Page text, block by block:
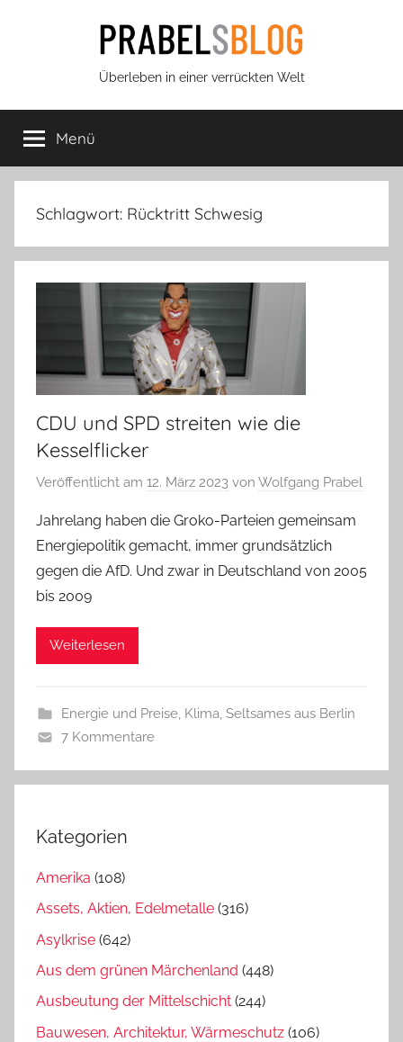
Prabels
Blog
Überleben in einer verrückten Welt
Menü
Schlagwort: Rücktritt Schwesig
CDU und SPD streiten wie die
Kesselflicker
Veröffentlicht am 12. März 2023 von Wolfgang Prabel
Jahrelang haben die Groko-Parteien gemeinsam
Energiepolitik gemacht, immer grundsätzlich
gegen die AfD. Und zwar in Deutschland von 2005
bis 2009
Weiterlesen
Energie und Preise, Klima, Seltsames aus Berlin
7 Kommentare
Kategorien
Amerika (108)
Assets, Aktien, Edelmetalle (316)
Asylkrise (642)
Aus dem grünen Märchenland (448)
Ausbeutung der Mittelschicht (244)
Bauwesen, Architektur, Wärmeschutz (106)